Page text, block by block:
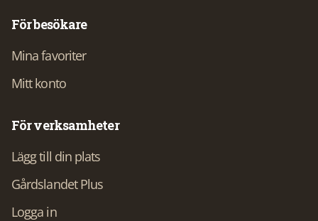
För besökare
Mina favoriter
Mitt konto
För verksamheter
Lägg till din plats
Gårdslandet Plus
Logga in